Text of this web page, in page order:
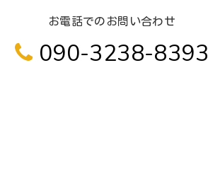
お電話でのお問い合わせ
090-3238-8393